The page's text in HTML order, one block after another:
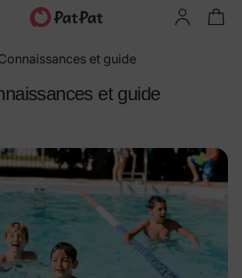
et guide
et guide